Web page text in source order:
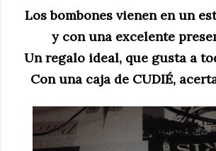
Los bombones vienen en un
y con una excelente
Un regalo ideal, que gusta a
Con una caja de CUDIÉ,